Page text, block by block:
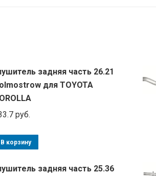
задняя часть 26.21
для TOYOTA
руб.
В корзину
задняя часть 25.36